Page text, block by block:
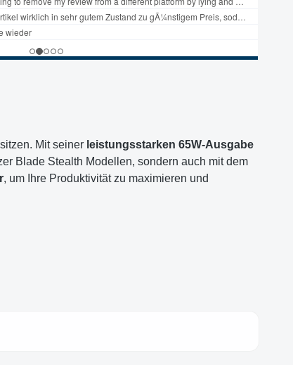
Mit seiner leistungsstarken 65W-Ausgabe
Blade Stealth Modellen, sondern auch mit dem
, um Ihre Produktivität zu maximieren und